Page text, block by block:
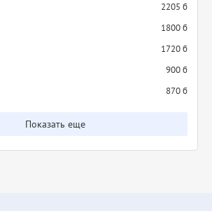
2205 б
1800 б
1720 б
900 б
870 б
Показать еще